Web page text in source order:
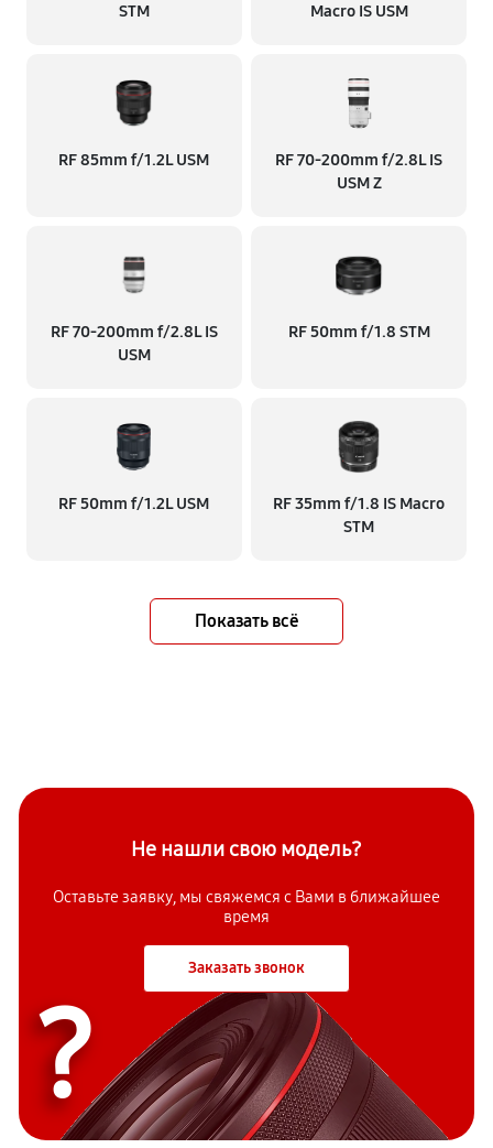
STM
Macro IS USM
RF 85mm f/1.2L USM
RF 70‑200mm f/2.8L IS
USM Z
RF 70‑200mm f/2.8L IS
USM
RF 50mm f/1.8 STM
RF 50mm f/1.2L USM
RF 35mm f/1.8 IS Macro
STM
Показать всё
Не нашли свою модель?
Оставьте заявку, мы свяжемся с Вами в ближайшее
время
Заказать звонок
?